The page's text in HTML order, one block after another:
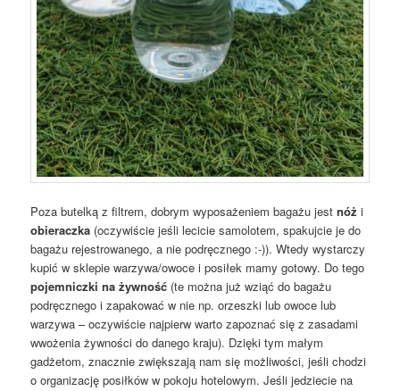
Poza butelką z filtrem, dobrym wyposażeniem bagażu jestnóż i
obieraczka (oczywiście jeśli lecicie samolotem, spakujcie je do
bagażu rejestrowanego, a nie podręcznego :-)). Wtedy wystarczy
kupić w sklepie warzywa/owoce i posiłek mamy gotowy. Do tego
pojemniczki na żywność (te można już wziąć do bagażu
podręcznego i zapakować w nie np. orzeszki lub owoce lub
warzywa – oczywiście najpierw warto zapoznać się z zasadami
wwożenia żywności do danego kraju). Dzięki tym małym
gadżetom, znacznie zwiększają nam się możliwości, jeśli chodzi
o organizację posiłków w pokoju hotelowym. Jeśli jedziecie na